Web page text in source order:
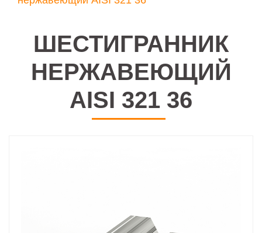
ШЕСТИГРАННИК
НЕРЖАВЕЮЩИЙ
AISI 321 36